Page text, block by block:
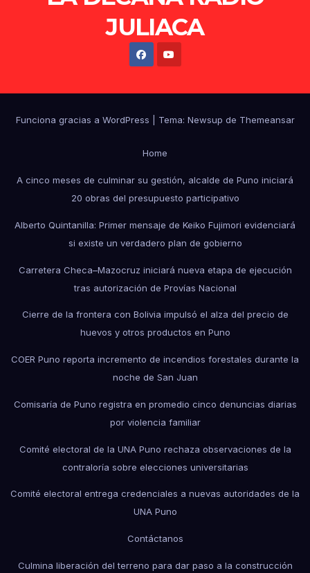
JULIACA
Funciona gracias a WordPress Tema: Newsup de Themeansar
Home
A cinco meses de culminar su gestión, alcalde de Puno iniciará
20 obras del presupuesto participativo
Alberto Quintanilla: Primer mensaje de Keiko Fujimori evidenciará
si existe un verdadero plan de gobierno
Carretera Checa–Mazocruz iniciará nueva etapa de ejecución
tras autorización de Provías Nacional
Cierre de la frontera con Bolivia impulsó el alza del precio de
huevos y otros productos en Puno
COER Puno reporta incremento de incendios forestales durante la
noche de San Juan
Comisaría de Puno registra en promedio cinco denuncias diarias
por violencia familiar
Comité electoral de la UNA Puno rechaza observaciones de la
contraloría sobre elecciones universitarias
Comité electoral entrega credenciales a nuevas autoridades de la
UNA Puno
Contáctanos
Culmina liberación del terreno para dar paso a la construcción